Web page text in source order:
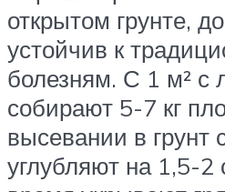
открытом грунте,
устойчив к
болезням. С 1 м² с
собирают 5-7 кг
высевании в грунт
углубляют на 1,5-2